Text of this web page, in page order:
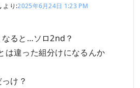
より:2025年6月24日 1:23 PM
ると…ソロ2nd？
は違った組分けになるんか
け？